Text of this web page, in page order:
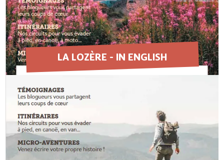
LA LOZÈRE - IN ENGLISH
EN SAVOIR PLUS